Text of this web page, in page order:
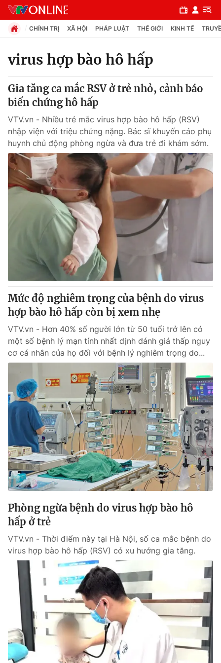
Chuyên mục
Chính trị
Xã hội
Pháp luật
Y tế
Thế giới đó đây
Câu chuyện quốc tế
Tài chính
Thị trường
Góc doanh nghiệp
Dữ liệu và đời sống
Truyền hình
Phim VTV
Hậu trường
Nhân vật
Khán giả
Giải sao mai
Giải trí
Điện ảnh
Sao
Đời sống
Du lịch
Làm đẹp
Chất lượng cuộc sống
Giáo dục
Tuyển sinh
Học trực tuyến
Công nghệ
Hitech Công nghệ tương lai
Sản phẩm
Thị trường
Tư vấn
Giao lưu trực tuyến
Lịch phát sóng
Chuyên mục khác
Emagazine
Photo Infographic
Video Shorts video
VTV Money VTV Thể thao
VTV Sức khoẻ Bất động sản
CHÍNH TRỊ XÃ HỘI PHÁP LUẬT THẾ GIỚI KINH TẾ
virus hợp bào hô hấp
Gia tăng ca mắc RSV ở trẻ nhỏ, cảnh báo
biến chứng hô hấp
VTV.vn - Nhiều trẻ mắc virus hợp bào hô hấp (RSV)
nhập viện với triệu chứng nặng. Bác sĩ khuyến cáo phụ
huynh chủ động phòng ngừa và đưa trẻ đi khám sớm.
Mức độ nghiêm trọng của bệnh do virus
hợp bào hô hấp còn bị xem nhẹ
VTV.vn - Hơn 40% số người lớn từ 50 tuổi trở lên có
một số bệnh lý mạn tính nhất định đánh giá thấp nguy
cơ cá nhân của họ đối với bệnh lý nghiêm trọng do...
Phòng ngừa bệnh do virus hợp bào hô
hấp ở trẻ
VTV.vn - Thời điểm này tại Hà Nội, số ca mắc bệnh do
virus hợp bào hô hấp (RSV) có xu hướng gia tăng.